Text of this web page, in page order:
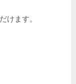
けます。